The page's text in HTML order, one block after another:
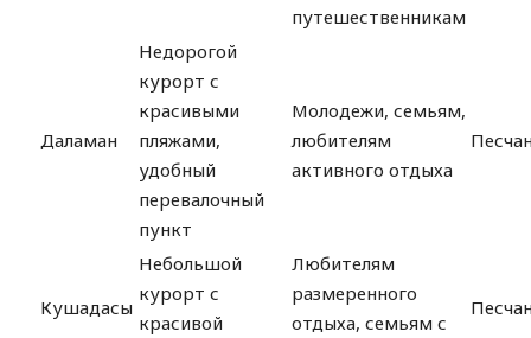
путешественникам
Даламан
Недорогой
курорт с
красивыми
пляжами,
удобный
перевалочный
пункт
Молодежи, семьям,
любителям
активного отдыха
Кушадасы
Небольшой
курорт с
красивой
Любителям
размеренного
отдыха, семьям с